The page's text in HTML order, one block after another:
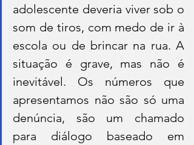
adolescente deveria viver sob o
som de tiros, com medo de ir à
escola ou de brincar na rua. A
situação é grave, mas não é
inevitável. Os números que
apresentamos não são só uma
denúncia, são um chamado
para diálogo baseado em